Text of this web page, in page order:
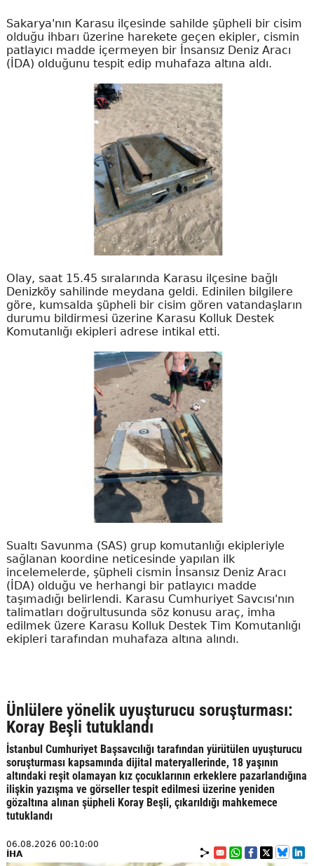
Sakarya'nın Karasu ilçesinde sahilde şüpheli bir cisim
olduğu ihbarı üzerine harekete geçen ekipler, cismin
patlayıcı madde içermeyen bir İnsansız Deniz Aracı
(İDA) olduğunu tespit edip muhafaza altına aldı.
Olay, saat 15.45 sıralarında Karasu ilçesine bağlı
Denizköy sahilinde meydana geldi. Edinilen bilgilere
göre, kumsalda şüpheli bir cisim gören vatandaşların
durumu bildirmesi üzerine Karasu Kolluk Destek
Komutanlığı ekipleri adrese intikal etti.
Sualtı Savunma (SAS) grup komutanlığı ekipleriyle
sağlanan koordine neticesinde yapılan ilk
incelemelerde, şüpheli cismin İnsansız Deniz Aracı
(İDA) olduğu ve herhangi bir patlayıcı madde
taşımadığı belirlendi. Karasu Cumhuriyet Savcısı'nın
talimatları doğrultusunda söz konusu araç, imha
edilmek üzere Karasu Kolluk Destek Tim Komutanlığı
ekipleri tarafından muhafaza altına alındı.
Ünlülere yönelik uyuşturucu soruşturması:
Koray Beşli tutuklandı
İstanbul Cumhuriyet Başsavcılığı tarafından yürütülen uyuşturucu
soruşturması kapsamında dijital materyallerinde, 18 yaşının
altındaki reşit olamayan kız çocuklarının erkeklere pazarlandığına
ilişkin yazışma ve görseller tespit edilmesi üzerine yeniden
gözaltına alınan şüpheli Koray Beşli, çıkarıldığı mahkemece
tutuklandı
06.08.2026 00:10:00
İHA